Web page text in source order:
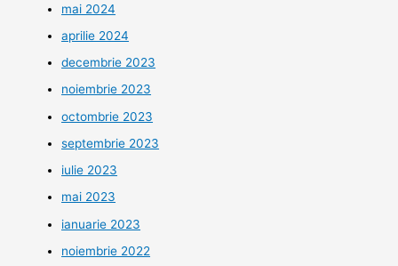
mai 2024
aprilie 2024
decembrie 2023
noiembrie 2023
octombrie 2023
septembrie 2023
iulie 2023
mai 2023
ianuarie 2023
noiembrie 2022